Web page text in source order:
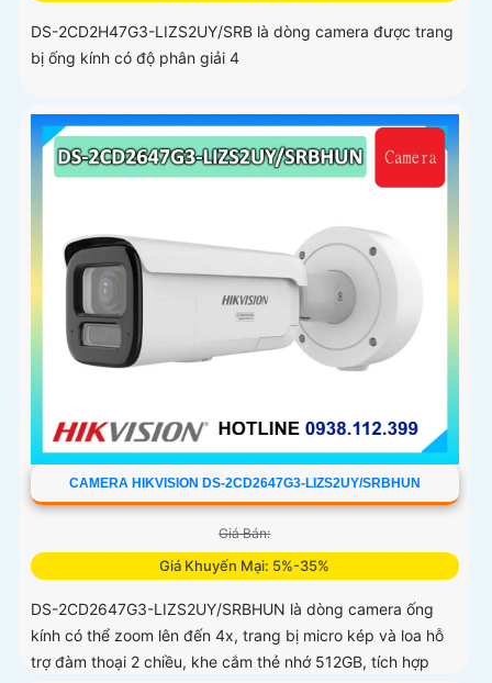
DS-2CD2H47G3-LIZS2UY/SRB là dòng camera được trang
bị ống kính có độ phân giải 4
CAMERA HIKVISION DS-2CD2647G3-LIZS2UY/SRBHUN
Giá Bán:
Giá Khuyến Mại: 5%-35%
DS-2CD2647G3-LIZS2UY/SRBHUN là dòng camera ống
kính có thể zoom lên đến 4x, trang bị micro kép và loa hỗ
trợ đàm thoại 2 chiều, khe cắm thẻ nhớ 512GB, tích hợp